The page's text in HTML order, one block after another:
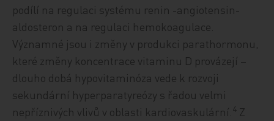
podílí na regulaci systému renin -angiotensin-
aldosteron a na regulaci hemokoagulace.
Významné jsou i změny v produkci parathormonu,
které změny koncentrace vitaminu D provázejí –
dlouho dobá hypovitaminóza vede k rozvoji
sekundární hyperparatyreózy s řadou velmi
nepříznivých vlivů v oblasti kardiovaskulární. 4 Z